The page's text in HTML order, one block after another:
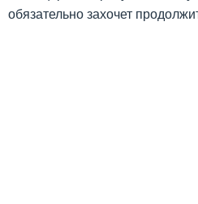
обязательно захочет